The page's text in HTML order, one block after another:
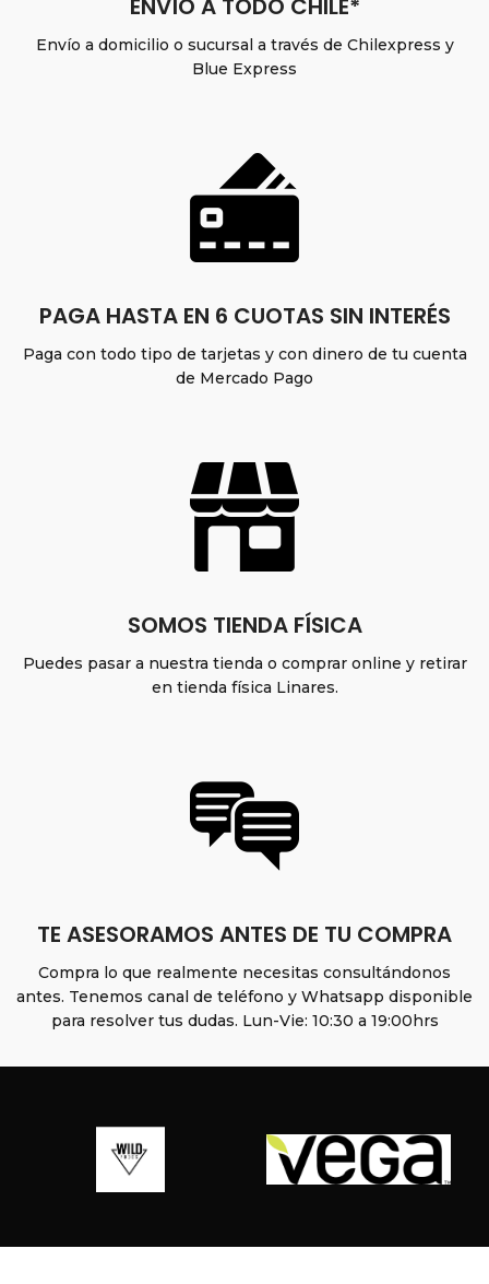
ENVÍO A TODO CHILE*
Envío a domicilio o sucursal a través de Chilexpress y
Blue Express
PAGA HASTA EN 6 CUOTAS SIN INTERÉS
Paga con todo tipo de tarjetas y con dinero de tu cuenta
de Mercado Pago
SOMOS TIENDA FÍSICA
Puedes pasar a nuestra tienda o comprar online y retirar
en tienda física Linares.
TE ASESORAMOS ANTES DE TU COMPRA
Compra lo que realmente necesitas consultándonos
antes. Tenemos canal de teléfono y Whatsapp disponible
para resolver tus dudas. Lun-Vie: 10:30 a 19:00hrs